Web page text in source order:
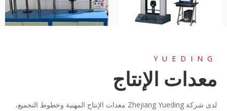
آلة اختبار المواد العالمي
YUEDING
معدات الإنتاج
لدى شركة Zhejiang Yueding معدات الإنتاج المهنية وخطوط التجميع،